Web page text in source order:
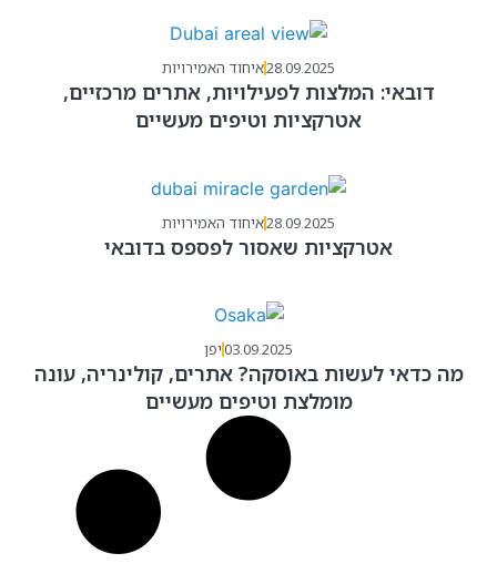
28.09.2025איחוד האמירויות
דובאי: המלצות לפעילויות, אתרים מרכזיים,
אטרקציות וטיפים מעשיים
28.09.2025איחוד האמירויות
אטרקציות שאסור לפספס בדובאי
03.09.2025יפן
מה כדאי לעשות באוסקה? אתרים, קולינריה, עונה
מומלצת וטיפים מעשיים